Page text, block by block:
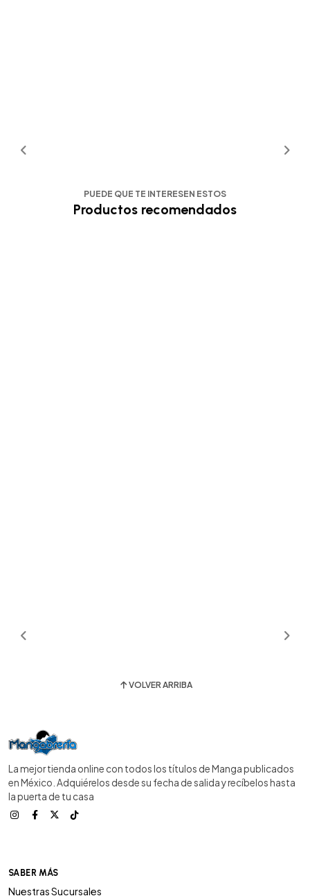
PUEDE QUE TE INTERESEN ESTOS
Productos recomendados
VOLVER ARRIBA
La mejor tienda online con todos los títulos de Manga publicados
en México. Adquiérelos desde su fecha de salida y recíbelos hasta
la puerta de tu casa
SABER MÁS
Nuestras Sucursales